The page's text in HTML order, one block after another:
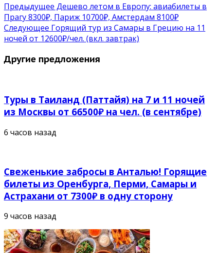
Предыдущее Дешево летом в Европу: авиабилеты в
Прагу 8300₽, Париж 10700₽, Амстердам 8100₽
Следующее Горящий тур из Самары в Грецию на 11
ночей от 12600₽/чел. (вкл. завтрак)
Другие предложения
Туры в Таиланд (Паттайя) на 7 и 11 ночей
из Москвы от 66500₽ на чел. (в сентябре)
6 часов назад
Свеженькие забросы в Анталью! Горящие
билеты из Оренбурга, Перми, Самары и
Астрахани от 7300₽ в одну сторону
9 часов назад